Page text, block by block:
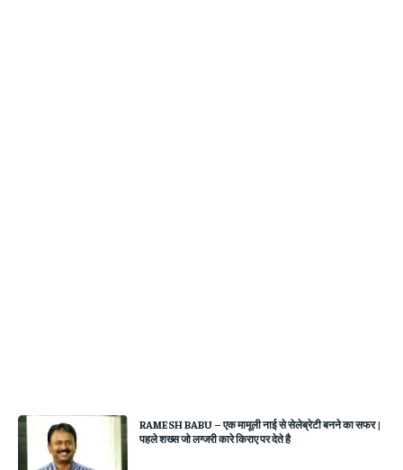
RAMESH BABU – एक मामूली नाई से सेलेब्रेटी बनने का सफर |
पहले शख्स जो लग्जरी कारे किराए पर देते है